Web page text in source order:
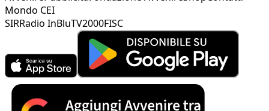
Mondo CEI
SIRRadio InBluTV2000FISC